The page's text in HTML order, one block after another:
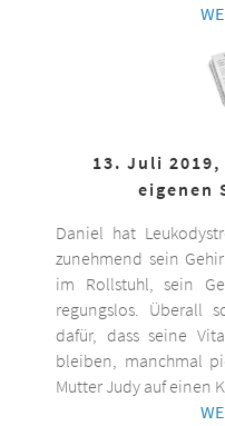
13. Juli
eigenen
Daniel hat
zunehmend sein
im Rollstuhl, sein
regungslos. Überall
dafür, dass seine
bleiben, manchmal
Mutter Judy auf einen